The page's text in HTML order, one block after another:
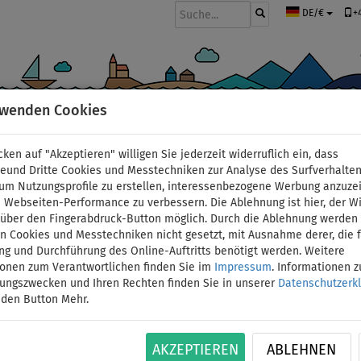
Cookies
auf "Akzeptieren" willigen Sie jederzeit widerruflich ein, dass
Dritte Cookies und Messtechniken zur Analyse des
Nutzungsprofile zu erstellen, interessenbezogene Werbung
Webseiten-Performance zu verbessern. Die Ablehnung ist hier, der
den Fingerabdruck-Button möglich. Durch die Ablehnung werden
Cookies und Messtechniken nicht gesetzt, mit Ausnahme derer, die
und Durchführung des Online-Auftritts benötigt werden. Weitere
zum Verantwortlichen finden Sie im
Impressum. Informationen
und Ihren Rechten finden Sie in unserer
Button Mehr.
AKZEPTIEREN ABLEHNEN
DE/€
Elektro-Außenborder
SXW 44/36'', 12V -
Schubkraft: 44 lbs, Schaftlänge: 36" (91,4